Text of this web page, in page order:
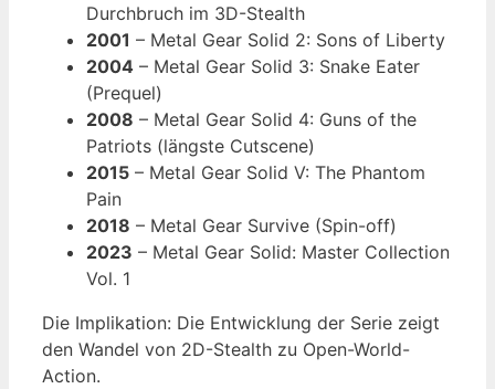
Durchbruch im 3D-Stealth
2001 – Metal Gear Solid 2: Sons of Liberty
2004 – Metal Gear Solid 3: Snake Eater
(Prequel)
2008 – Metal Gear Solid 4: Guns of the
Patriots (längste Cutscene)
2015 – Metal Gear Solid V: The Phantom
Pain
2018 – Metal Gear Survive (Spin-off)
2023 – Metal Gear Solid: Master Collection
Vol. 1
Die Implikation: Die Entwicklung der Serie zeigt
den Wandel von 2D-Stealth zu Open-World-
Action.